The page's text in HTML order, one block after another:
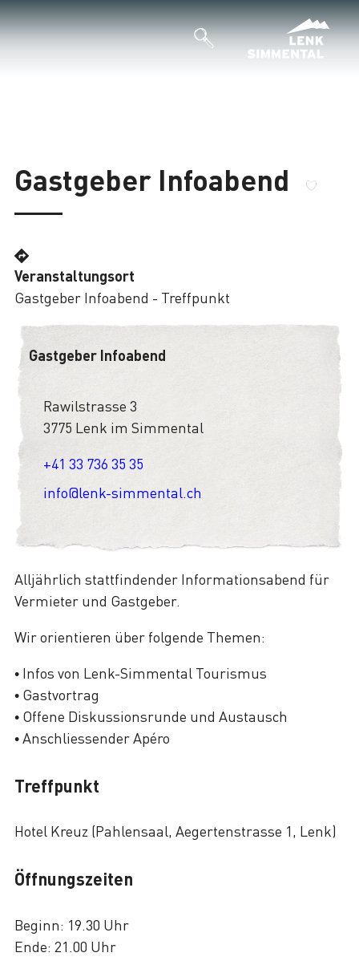
Gastgeber Infoabend
Alljährlich stattfindender Informationsabend für
Vermieter und Gastgeber.
Wir orientieren über folgende Themen:
• Infos von Lenk-Simmental Tourismus
• Gastvortrag
• Offene Diskussionsrunde und Austausch
• Anschliessender Apéro
Treffpunkt
Hotel Kreuz (Pahlensaal, Aegertenstrasse 1, Lenk)
Öffnungszeiten
Beginn: 19.30 Uhr
Ende: 21.00 Uhr
Veranstaltungsort
Gastgeber Infoabend - Treffpunkt
Gastgeber Infoabend
Rawilstrasse 3
3775 Lenk im Simmental
+41 33 736 35 35
info@lenk-simmental.ch